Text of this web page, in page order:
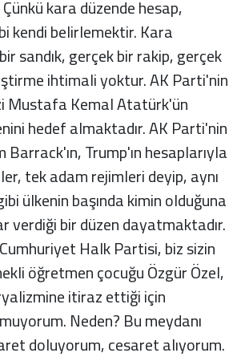
kara düzende hesap,
kendi belirlemektir. Kara
sandık, gerçek bir rakip, gerçek
ihtimali yoktur. AK Parti'nin
Mustafa Kemal Atatürk'ün
hedef almaktadır. AK Parti'nin
Trump'ın hesaplarıyla
tek adam rejimleri deyip, aynı
ülkenin başında kimin olduğuna
verdiği bir düzen dayatmaktadır.
Halk Partisi, biz sizin
öğretmen çocuğu Özgür Özel,
itiraz ettiği için
Neden? Bu meydanı
doluyorum, cesaret alıyorum.